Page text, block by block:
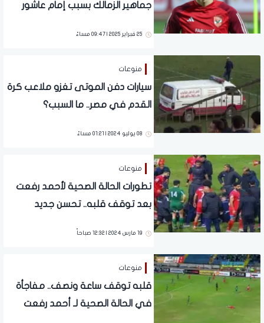
جماهير الزمالك بسبب إمام عاشور
25 فبراير 2025 | 09:47 مساءً
منوعات
سيارات دفن الموتى تغزو ملاعب كرة
القدم في مصر.. ما السبب؟
08 يوليو 2024 | 01:21 مساءً
منوعات
تطورات الحالة الصحية لأحمد رفعت
بعد توقف قلبه.. تحسن جديد
19 مارس 2024 | 12:32 صباحاً
منوعات
قلبه توقف ساعة ونصف.. مفاجأة
في الحالة الصحية لـ أحمد رفعت